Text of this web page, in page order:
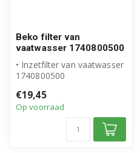
DFGN5833B 7683537342
DFL1300 7689341653
DFL1301 7688931653
DFL1303 7658644553
Beko filter van
vaatwasser 1740800500
• Inzetfilter van vaatwasser
1740800500
• Micro filte...
€19,45
Op voorraad